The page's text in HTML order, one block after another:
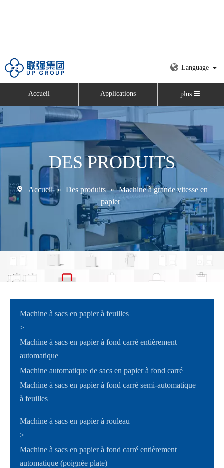
Language
Accueil Applications plus
DES PRODUITS
Accueil » Des produits » Machine à grande vitesse en
papier
Machine à sacs en papier à feuilles
>
Machine à sacs en papier à fond carré entièrement
automatique
Machine automatique de sacs en papier à fond carré
Machine à sacs en papier à fond carré semi-automatique
à feuilles
Machine à sacs en papier à rouleau
>
Machine à sacs en papier à fond carré entièrement
automatique (poignée plate)